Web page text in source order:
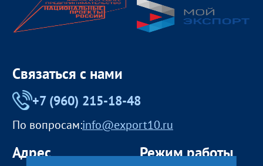
Связаться с нами
+7 (960) 215-18-48
По вопросам:info@export10.ru
Адрес Режим работы